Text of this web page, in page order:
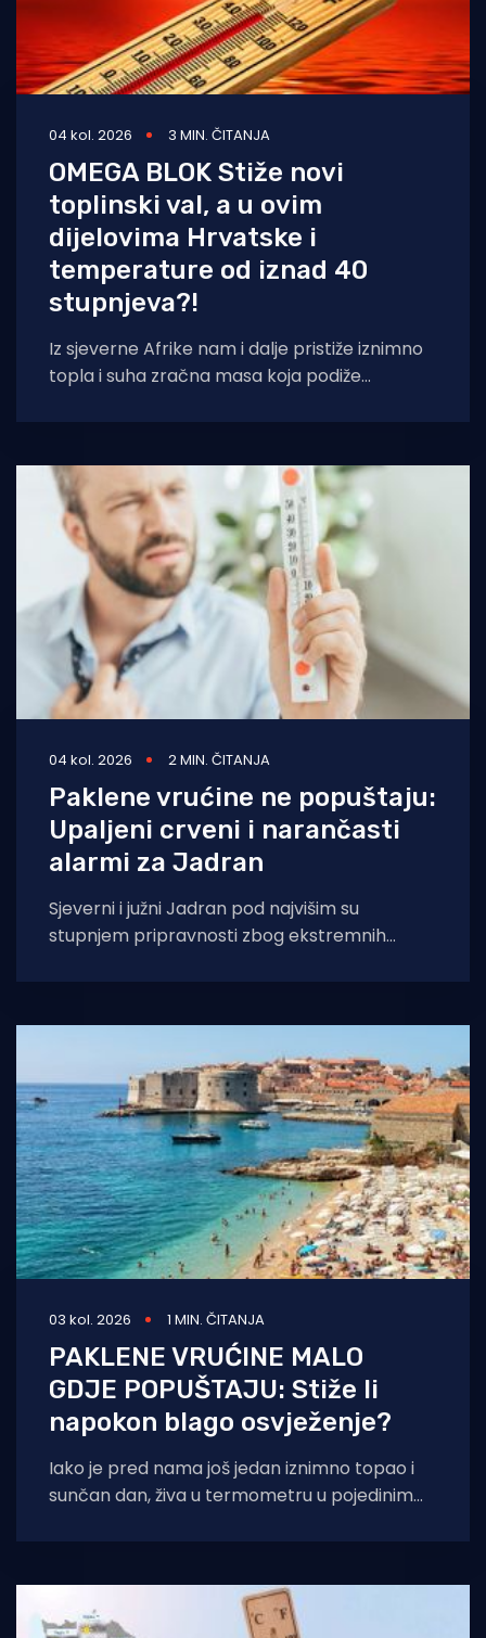
04 kol. 2026 3 MIN. ČITANJA
OMEGA BLOK Stiže novi
toplinski val, a u ovim
dijelovima Hrvatske i
temperature od iznad 40
stupnjeva?!
Iz sjeverne Afrike nam i dalje pristiže iznimno
topla i suha zračna masa koja podiže
04 kol. 2026 2 MIN. ČITANJA
Paklene vrućine ne popuštaju:
Upaljeni crveni i narančasti
alarmi za Jadran
Sjeverni i južni Jadran pod najvišim su
stupnjem pripravnosti zbog ekstremnih
prevladavati sunčano
03 kol. 2026 1 MIN. ČITANJA
PAKLENE VRUĆINE MALO
GDJE POPUŠTAJU: Stiže li
napokon blago osvježenje?
Iako je pred nama još jedan iznimno topao i
sunčan dan, živa u termometru u pojedinim